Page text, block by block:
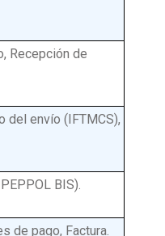
Recepción de
del envío (IFTMCS),
BIS).
de pago, Factura.